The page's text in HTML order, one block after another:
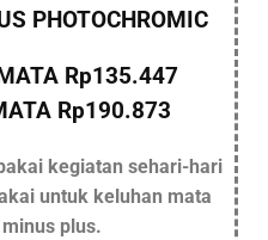
PHOTOCHROMIC
Rp135.447
Rp190.873
kegiatan sehari-hari
untuk keluhan mata
plus.